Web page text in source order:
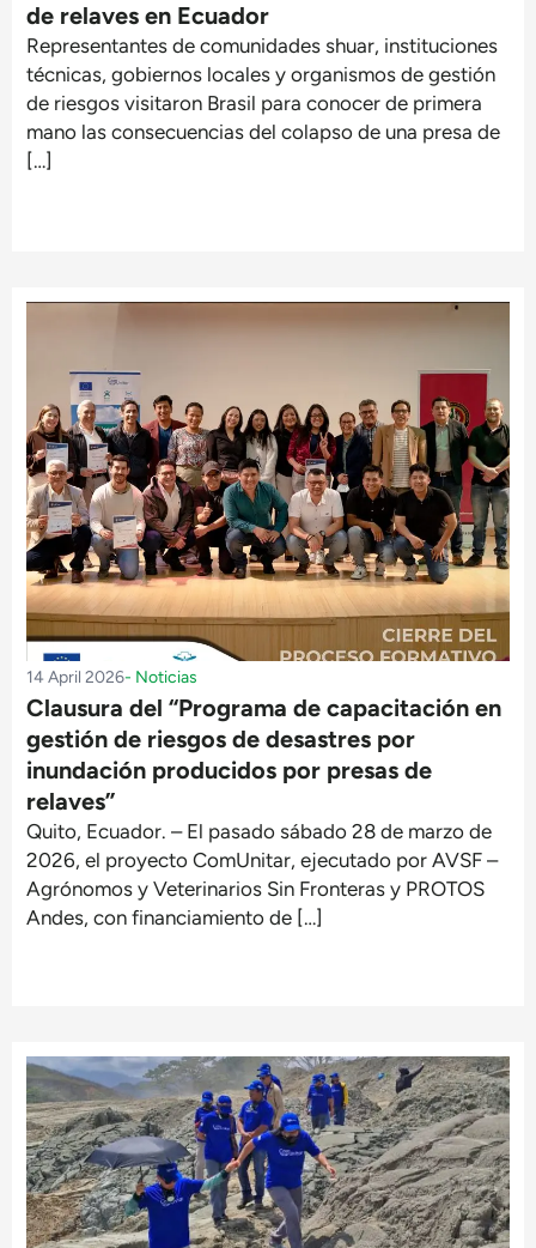
de relaves en Ecuador
Representantes de comunidades shuar, instituciones
técnicas, gobiernos locales y organismos de gestión
de riesgos visitaron Brasil para conocer de primera
mano las consecuencias del colapso de una presa de
[…]
14 April 2026- Noticias
Clausura del “Programa de capacitación en
gestión de riesgos de desastres por
inundación producidos por presas de
relaves”
Quito, Ecuador. – El pasado sábado 28 de marzo de
2026, el proyecto ComUnitar, ejecutado por AVSF –
Agrónomos y Veterinarios Sin Fronteras y PROTOS
Andes, con financiamiento de […]